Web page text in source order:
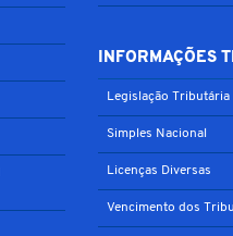
INFORMAÇÕES
Legislação Tributária
Simples Nacional
Licenças Diversas
Vencimento dos